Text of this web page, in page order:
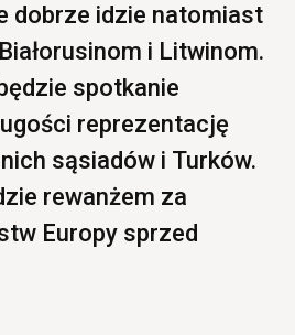
dobrze idzie natomiast
i Litwinom.
spotkanie
reprezentację
sąsiadów i Turków.
rewanżem za
Europy sprzed